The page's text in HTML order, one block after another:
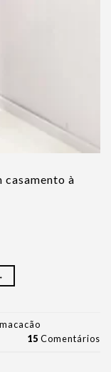
casamento à
macacão
15 Comentários